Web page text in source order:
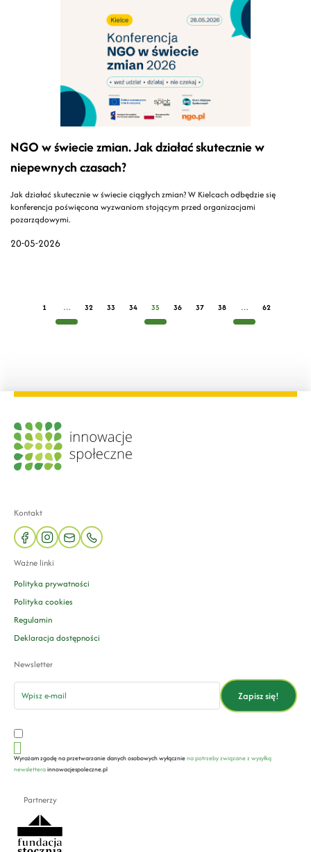
20-05-2026
NGO w świecie zmian. Jak działać skutecznie w
niepewnych czasach?
Jak działać skutecznie w świecie ciągłych zmian? W Kielcach odbędzie się
konferencja poświęcona wyzwaniom stojącym przed organizacjami
pozarządowymi.
1 … 32 33 34 35 36 37 38 … 62
Kontakt
facebookinstagram
mail phone
Ważne linki
Polityka prywatności
Polityka cookies
Regulamin
Deklaracja dostępności
Newsletter
email
Zapisz się!
Wyrażam zgodę na przetwarzanie danych osobowych wyłączniena potrzeby związane z wysyłką
newsletterainnowacjespoleczne.pl
Partnerzy